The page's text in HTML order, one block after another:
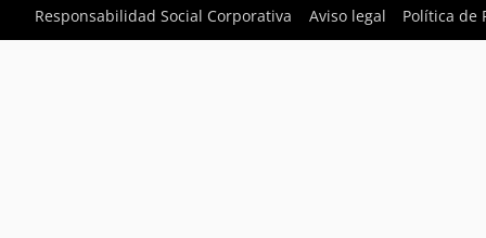
Responsabilidad Social Corporativa
Aviso legal Política de